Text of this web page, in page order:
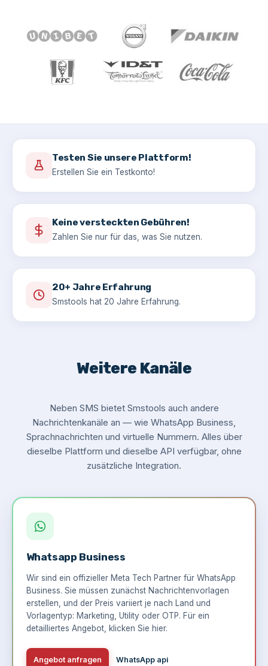
Testen Sie unsere Plattform!
Erstellen Sie ein Testkonto!
Keine versteckten Gebühren!
Zahlen Sie nur für das, was Sie nutzen.
20+ Jahre Erfahrung
Smstools hat 20 Jahre Erfahrung.
Weitere Kanäle
Neben SMS bietet Smstools auch andere
Nachrichtenkanäle an — wie WhatsApp Business,
Sprachnachrichten und virtuelle Nummern. Alles über
dieselbe Plattform und dieselbe API verfügbar, ohne
zusätzliche Integration.
Whatsapp Business
Wir sind ein offizieller Meta Tech Partner für WhatsApp
Business. Sie müssen zunächst Nachrichtenvorlagen
erstellen, und der Preis variiert je nach Land und
Vorlagentyp: Marketing, Utility oder OTP. Für ein
detailliertes Angebot, klicken Sie hier.
Angebot anfragen WhatsApp api